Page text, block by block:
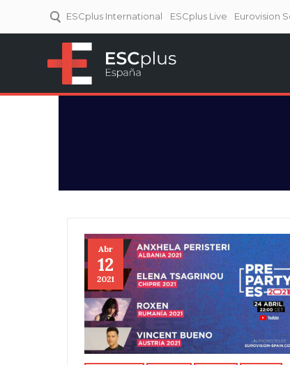
ESCplus International ESCplus Live Eurovision
Abr
12
2021